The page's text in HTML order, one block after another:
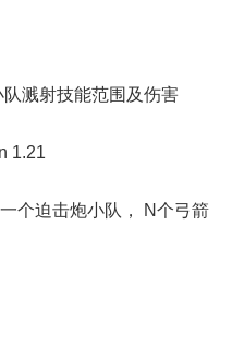
溅射技能范围及伤害
1.21
个迫击炮小队， N个弓箭